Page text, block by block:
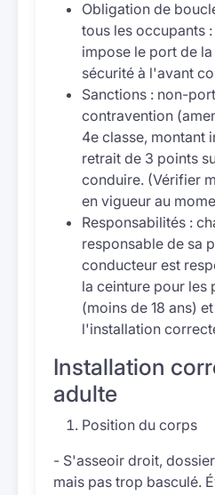
Obligation de
tous les occupants
impose le port de
sécurité à l'avant
Sanctions : non-
contravention
4e classe, montant
retrait de 3 points
conduire. (Vérifier
en vigueur au
Responsabilités :
responsable de sa
conducteur est
la ceinture pour les
(moins de 18 ans)
l'installation
Installation
adulte
Position du corps
- S'asseoir droit,
mais pas trop basculé.